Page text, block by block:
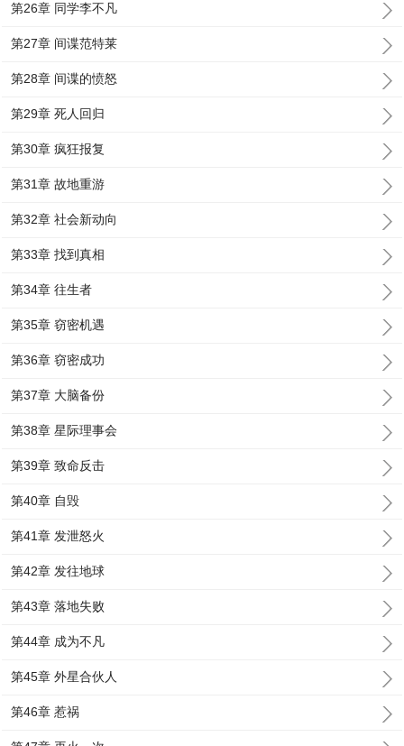
第26章 同学李不凡
第27章 间谍范特莱
第28章 间谍的愤怒
第29章 死人回归
第30章 疯狂报复
第31章 故地重游
第32章 社会新动向
第33章 找到真相
第34章 往生者
第35章 窃密机遇
第36章 窃密成功
第37章 大脑备份
第38章 星际理事会
第39章 致命反击
第40章 自毁
第41章 发泄怒火
第42章 发往地球
第43章 落地失败
第44章 成为不凡
第45章 外星合伙人
第46章 惹祸